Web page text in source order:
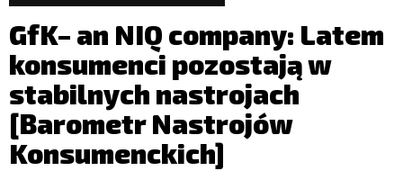
Zapamiętaj mnie
Zapomniałeś hasła?Kliknij tutaj
zaloguj się
EDUKACJA
MEDIA
ZDROWIE I URODA
KULTURA
GfK– an NIQ company: Latem
konsumenci pozostają w
stabilnych nastrojach
[Barometr Nastrojów
Konsumenckich]